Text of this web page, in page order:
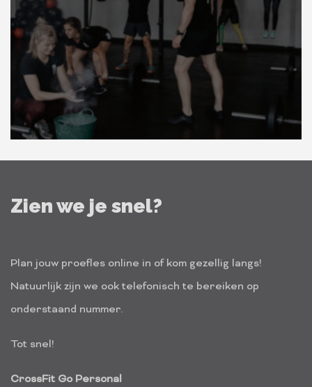
Zien we je snel?
Plan jouw proefles online in of kom gezellig langs!
Natuurlijk zijn we ook telefonisch te bereiken op
onderstaand nummer.
Tot snel!
CrossFit Go Personal